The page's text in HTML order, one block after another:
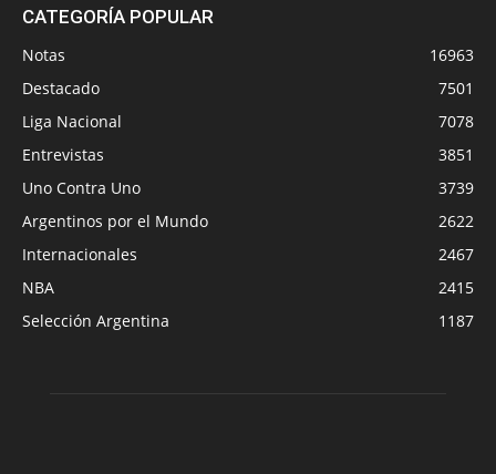
CATEGORÍA POPULAR
Notas
16963
Destacado
7501
Liga Nacional
7078
Entrevistas
3851
Uno Contra Uno
3739
Argentinos por el Mundo
2622
Internacionales
2467
NBA
2415
Selección Argentina
1187